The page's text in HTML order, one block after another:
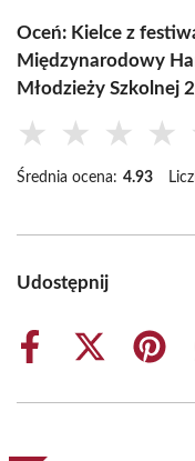
Oceń: Kielce z
Międzynarodowy
Młodzieży Szkolnej
★ ★ ★ ★
Średnia ocena: 4.93
Udostępnij
Share
Share
(Twitter)
Share